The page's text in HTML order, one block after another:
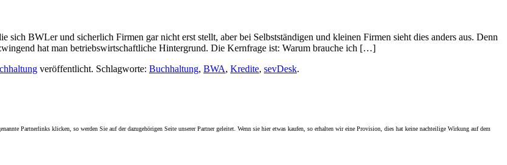
BWLer und sicherlich Firmen gar nicht erst stellt, aber bei Selbstständigen und kleinen Firmen sieht dies anders aus. Denn
hat man betriebswirtschaftliche Hintergrund. Die Kernfrage ist: Warum brauche ich […]
veröffentlicht. Schlagworte: Buchhaltung, BWA, Kredite, sevDesk.
Partnerlinks klicken, so werden Sie auf der dazugehörigen Seite unserer Partner geleitet. Wenn sie hier etwas kaufen, so erhalten wir eine Provision, dies hat keine nachteilige Wirkung auf dem